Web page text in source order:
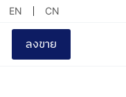
EN CN
ลงขาย